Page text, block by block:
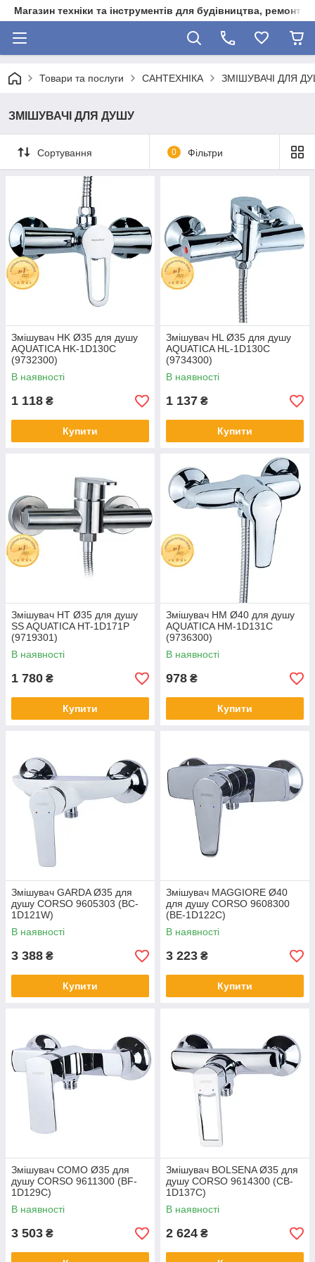
Магазин техніки та інструментів для будівництва, ремонту,
Товари та послуги САНТЕХНІКА ЗМІШУВАЧІ ДЛЯ
ЗМІШУВАЧІ ДЛЯ ДУШУ
Сортування 0 Фільтри
Змішувач HK Ø35 для душу
AQUATICA HK-1D130C
(9732300)
В наявності
1 118 ₴
Купити
Змішувач HL Ø35 для душу
AQUATICA HL-1D130C
(9734300)
В наявності
1 137 ₴
Купити
Змішувач HT Ø35 для душу
SS AQUATICA HT-1D171P
(9719301)
В наявності
1 780 ₴
Купити
Змішувач HM Ø40 для душу
AQUATICA HM-1D131C
(9736300)
В наявності
978 ₴
Купити
Змішувач GARDA Ø35 для
душу CORSO 9605303 (BC-
1D121W)
В наявності
3 388 ₴
Купити
Змішувач MAGGIORE Ø40
для душу CORSO 9608300
(BE-1D122C)
В наявності
3 223 ₴
Купити
Змішувач COMO Ø35 для
душу CORSO 9611300 (BF-
1D129C)
В наявності
3 503 ₴
Змішувач BOLSENA Ø35 для
душу CORSO 9614300 (CB-
1D137C)
В наявності
2 624 ₴